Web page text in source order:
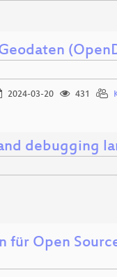
2024-03-20 431
debugging
Open